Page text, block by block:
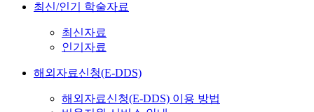
최신/인기 학술자료
최신자료
인기자료
해외자료신청(E-DDS)
해외자료신청(E-DDS) 이용 방법